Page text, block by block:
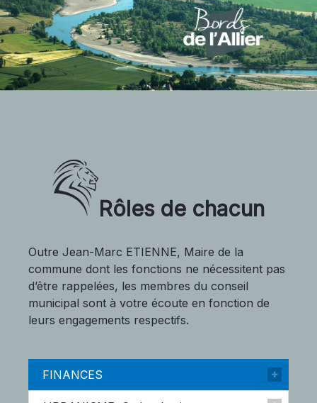
Rôles de chacun
Outre Jean-Marc ETIENNE, Maire de la
commune dont les fonctions ne nécessitent pas
d’être rappelées, les membres du conseil
municipal sont à votre écoute en fonction de
leurs engagements respectifs.
FINANCES